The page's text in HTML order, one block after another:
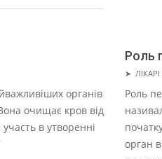
органів
очищає кров від
участь в утворенні
Роль
2021-
07-
07
➤
Роль
орган